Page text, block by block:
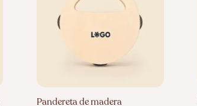
Pandereta de madera